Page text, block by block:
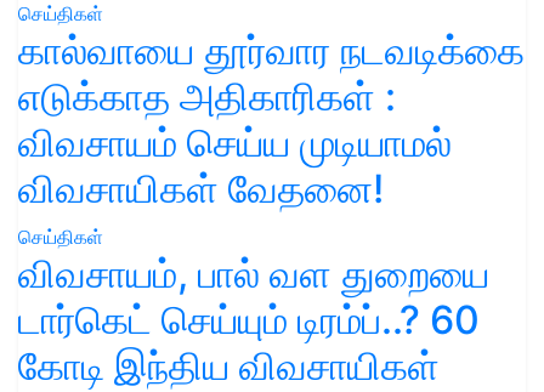
செய்திகள்
கால்வாயை தூர்வார நடவடிக்கை
எடுக்காத அதிகாரிகள் :
விவசாயம் செய்ய முடியாமல்
விவசாயிகள் வேதனை!
செய்திகள்
விவசாயம், பால் வள துறையை
டார்கெட் செய்யும் டிரம்ப்..? 60
கோடி இந்திய விவசாயிகள்